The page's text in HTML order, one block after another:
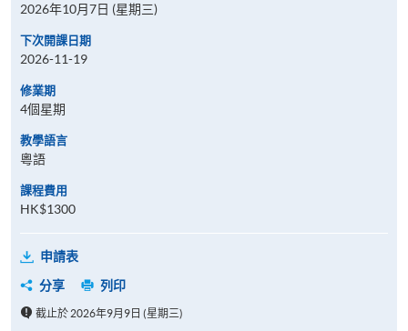
2026年10月7日 (星期三)
下次開課日期
2026-11-19
修業期
4個星期
教學語言
粵語
課程費用
HK$1300
申請表
分享
列印
截止於 2026年9月9日 (星期三)